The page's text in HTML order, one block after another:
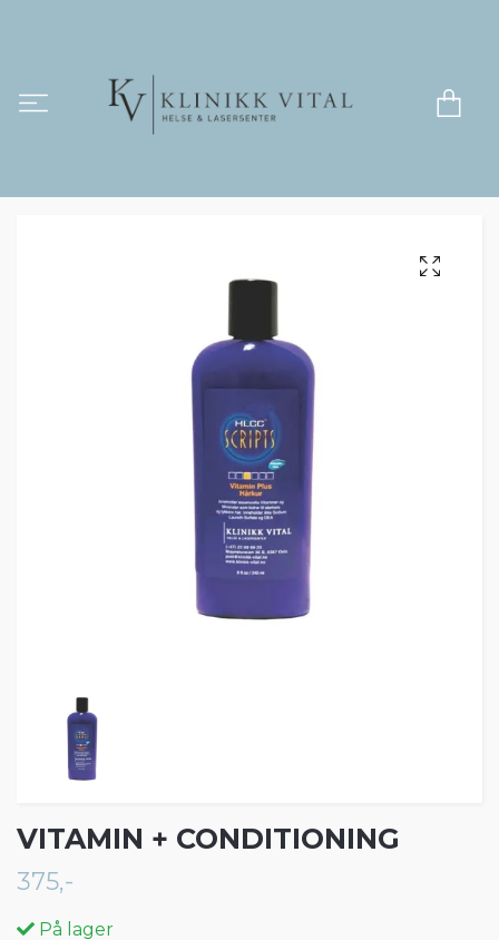
VITAMIN + CONDITIONING
375,-
På lager